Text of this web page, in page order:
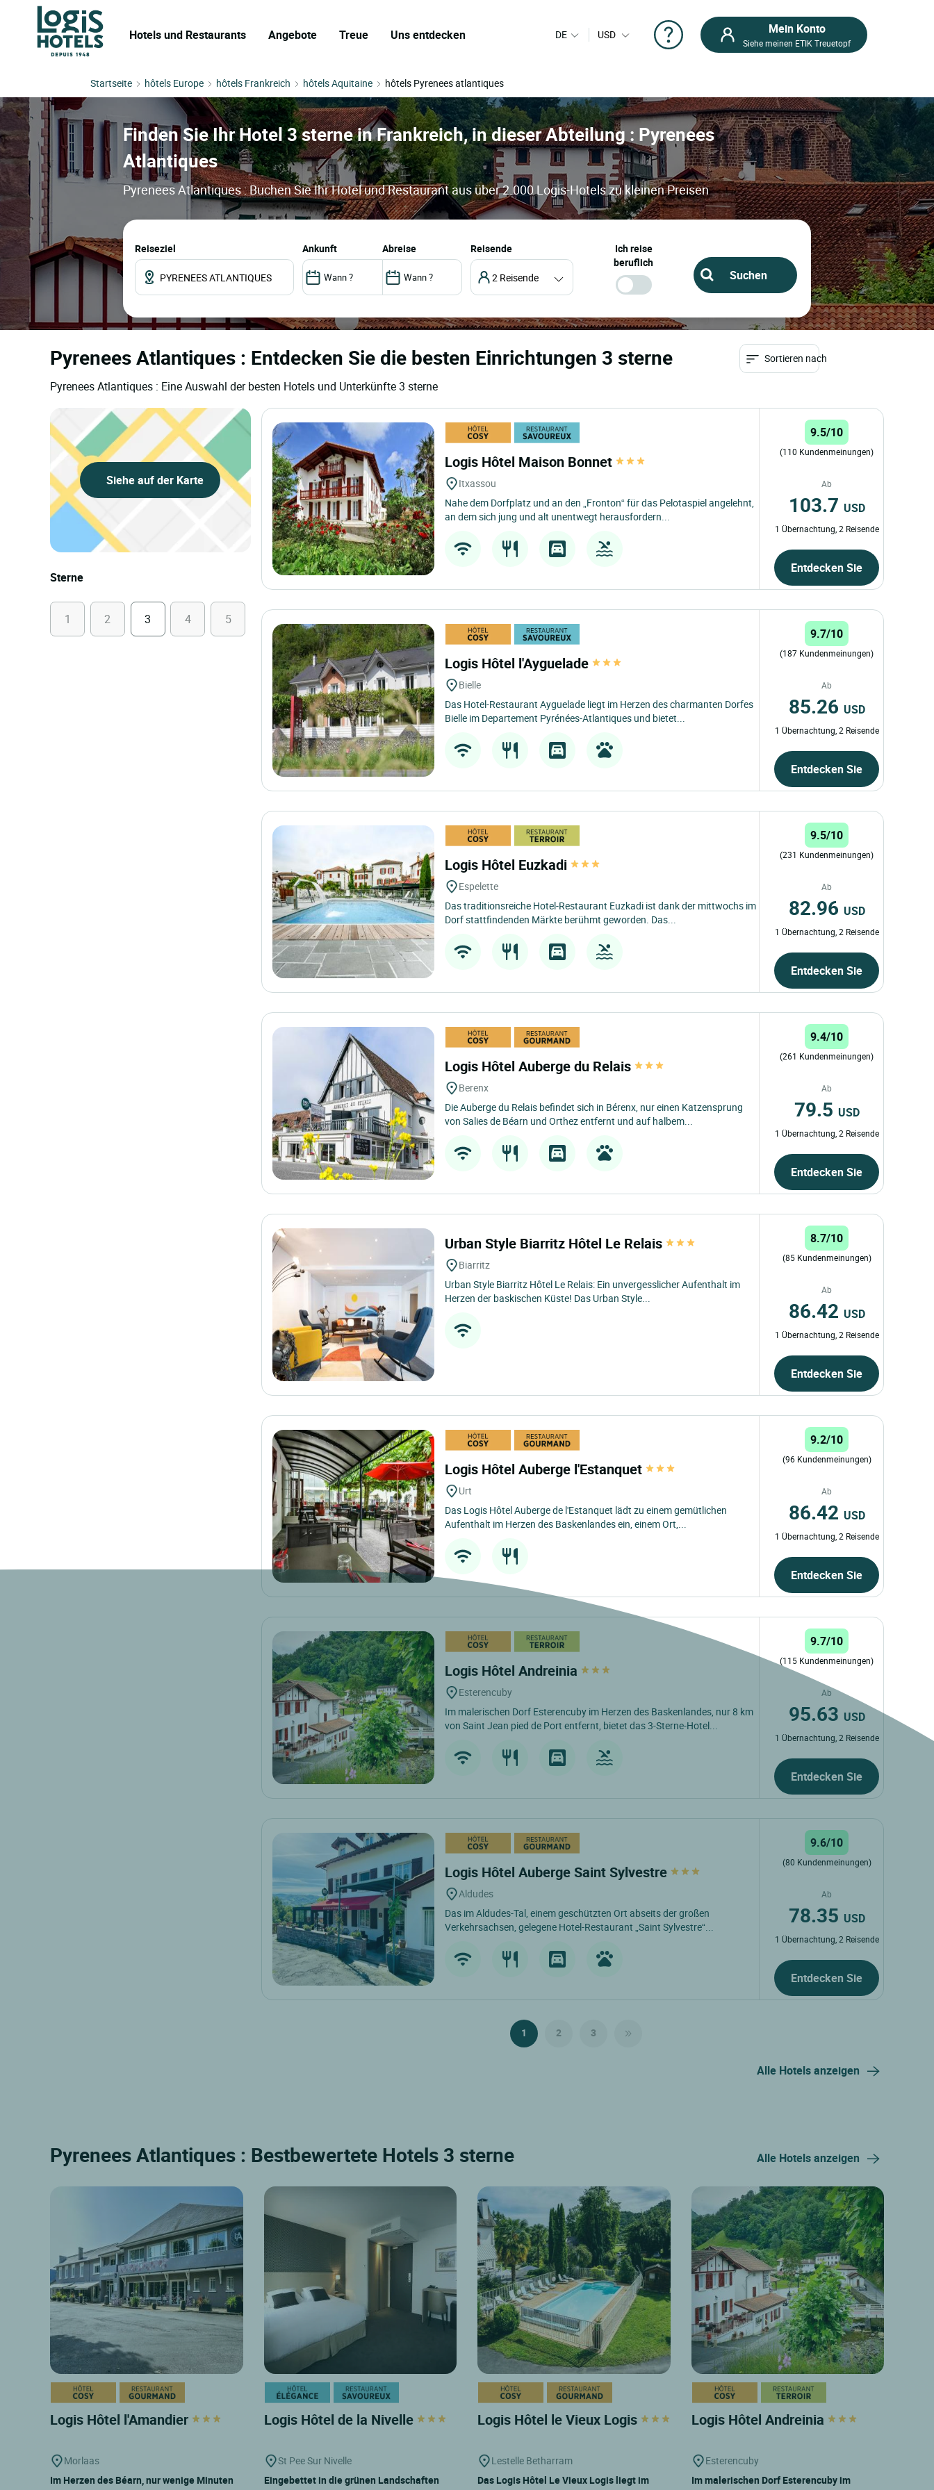
Hotels und Restaurants Angebote Treue Uns entdecken DE USD Mein Konto
Siehe meinen ETIK Treuetopf
Startseite hôtels Europe hôtels Frankreich hôtels Aquitaine hôtels Pyrenees atlantiques
Finden Sie Ihr Hotel 3 sterne in Frankreich, in dieser Abteilung : Pyrenees
Atlantiques
Pyrenees Atlantiques : Buchen Sie Ihr Hotel und Restaurant aus über 2.000 Logis-Hotels zu kleinen Preisen
Reiseziel ankunft abreise Reisende
2 Reisende
Ich reise
beruflich
Pyrenees Atlantiques : Entdecken Sie die besten Einrichtungen 3 sterne
Pyrenees Atlantiques : Eine Auswahl der besten Hotels und Unterkünfte 3 sterne
Sortieren nach
Siehe auf der Karte
Sterne
1 2 3 4 5
Logis Hôtel Maison Bonnet
Itxassou
Nahe dem Dorfplatz und an den „Fronton“ für das Pelotaspiel angelehnt,
an dem sich jung und alt unentwegt herausfordern...
9.5/10
(110 Kundenmeinungen)
Ab
103.7 USD
1 Übernachtung, 2 Reisende
Entdecken Sie
Logis Hôtel l'Ayguelade
Bielle
Das Hotel-Restaurant Ayguelade liegt im Herzen des charmanten Dorfes
Bielle im Departement Pyrénées-Atlantiques und bietet...
9.7/10
(187 Kundenmeinungen)
Ab
85.26 USD
1 Übernachtung, 2 Reisende
Entdecken Sie
Logis Hôtel Euzkadi
Espelette
Das traditionsreiche Hotel-Restaurant Euzkadi ist dank der mittwochs im
Dorf stattfindenden Märkte berühmt geworden. Das...
9.5/10
(231 Kundenmeinungen)
Ab
82.96 USD
1 Übernachtung, 2 Reisende
Entdecken Sie
Logis Hôtel Auberge du Relais
Berenx
Die Auberge du Relais befindet sich in Bérenx, nur einen Katzensprung
von Salies de Béarn und Orthez entfernt und auf halbem...
9.4/10
(261 Kundenmeinungen)
Ab
79.5 USD
1 Übernachtung, 2 Reisende
Entdecken Sie
Urban Style Biarritz Hôtel Le Relais
Biarritz
Urban Style Biarritz Hôtel Le Relais: Ein unvergesslicher Aufenthalt im
Herzen der baskischen Küste! Das Urban Style...
8.7/10
(85 Kundenmeinungen)
Ab
86.42 USD
1 Übernachtung, 2 Reisende
Entdecken Sie
Logis Hôtel Auberge l'Estanquet
Urt
Das Logis Hôtel Auberge de l'Estanquet lädt zu einem gemütlichen
Aufenthalt im Herzen des Baskenlandes ein, einem Ort,...
9.2/10
(96 Kundenmeinungen)
Ab
86.42 USD
1 Übernachtung, 2 Reisende
Entdecken Sie
Logis Hôtel Andreinia
Esterencuby
Im malerischen Dorf Esterencuby im Herzen des Baskenlandes, nur 8 km
von Saint Jean pied de Port entfernt, bietet das 3-Sterne-Hotel...
9.7/10
(115 Kundenmeinungen)
Ab
95.63 USD
1 Übernachtung, 2 Reisende
Entdecken Sie
Logis Hôtel Auberge Saint Sylvestre
Aldudes
Das im Aldudes-Tal, einem geschützten Ort abseits der großen
Verkehrsachsen, gelegene Hotel-Restaurant „Saint Sylvestre“...
9.6/10
(80 Kundenmeinungen)
Ab
78.35 USD
1 Übernachtung, 2 Reisende
Entdecken Sie
1 2 3
Alle Hotels anzeigen
Pyrenees Atlantiques : Bestbewertete Hotels 3 sterne Alle Hotels anzeigen
Logis Hôtel l'Amandier
Morlaas
Im Herzen des Béarn, nur wenige Minuten
Logis Hôtel de la Nivelle
St Pee Sur Nivelle
Eingebettet in die grünen Landschaften
Logis Hôtel le Vieux Logis
Lestelle Betharram
Das Logis Hôtel Le Vieux Logis liegt im
Logis Hôtel Andreinia
Esterencuby
Im malerischen Dorf Esterencuby im